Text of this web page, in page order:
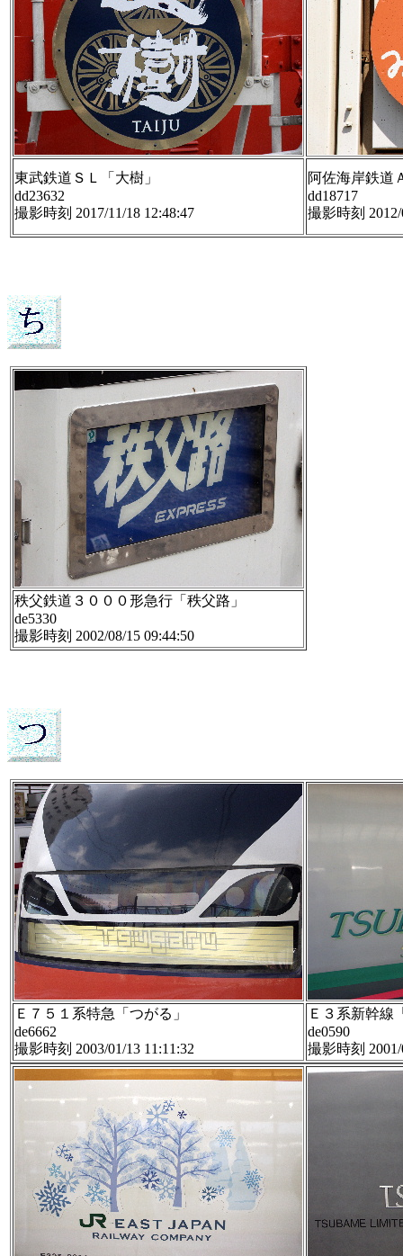
東武鉄道ＳＬ「大樹」
dd23632
撮影時刻 2017/11/18 12:48:47
阿佐海岸鉄道
dd18717
撮影時刻 2012/
秩父鉄道３０００形急行「秩父路」
de5330
撮影時刻 2002/08/15 09:44:50
Ｅ７５１系特急「つがる」
de6662
撮影時刻 2003/01/13 11:11:32
Ｅ３系新幹線
de0590
撮影時刻 2001/